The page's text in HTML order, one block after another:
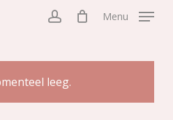
Menu
leeg.